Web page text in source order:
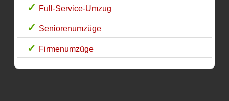
Full-Service-Umzug
Seniorenumzüge
Firmenumzüge